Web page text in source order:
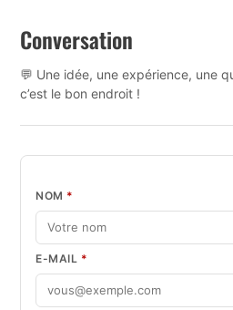
Conversation
💬 Une idée, une expérience, une
c’est le bon endroit !
NOM *
E-MAIL *